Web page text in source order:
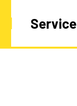
Service